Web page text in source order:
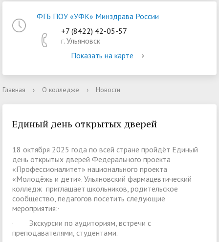
ФГБ ПОУ «УФК» Минздрава России
+7 (8422) 42-05-57
г. Ульяновск
Показать на карте
Главная › О колледже › Новости
Единый день открытых дверей
18 октября 2025 года по всей стране пройдёт Единый
день открытых дверей Федерального проекта
«Профессионалитет» национального проекта
«Молодёжь и дети». Ульяновский фармацевтический
колледж приглашает школьников, родительское
сообщество, педагогов посетить следующие
мероприятия:·
· Экскурсии по аудиториям, встречи с
преподавателями, студентами.